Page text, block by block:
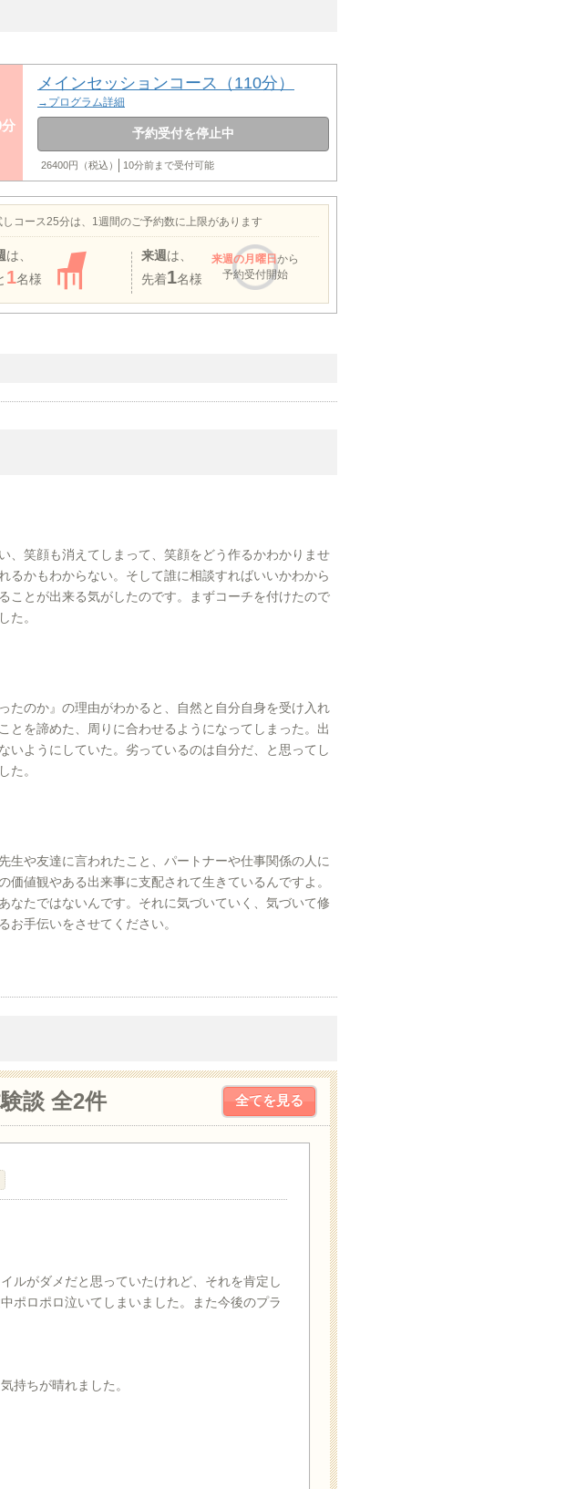
メインセッションコース（110分）
→プログラム詳細
予約受付を停止中
26400円（税込） 10分前まで受付可能
しコース25分は、1週間のご予約数に上限があります
は、
1名様
来週 は、
先着1名様
来週の月曜日から
予約受付開始
、笑顔も消えてしまって、笑顔をどう作るかわかりませ
るかもわからない。そして誰に相談すればいいかわから
とが出来る気がしたのです。まずコーチを付けたので
た。
たのか』の理由がわかると、自然と自分自身を受け入れ
とを諦めた、周りに合わせるようになってしまった。出
ようにしていた。劣っているのは自分だ、と思ってし
た。
や友達に言われたこと、パートナーや仕事関係の人に
値観やある出来事に支配されて生きているんですよ。
なたではないんです。それに気づいていく、気づいて修
手伝いをさせてください。
談 全2件 全てを見る
ルがダメだと思っていたけれど、それを肯定し
ポロポロ泣いてしまいました。また今後のプラ
持ちが晴れました。